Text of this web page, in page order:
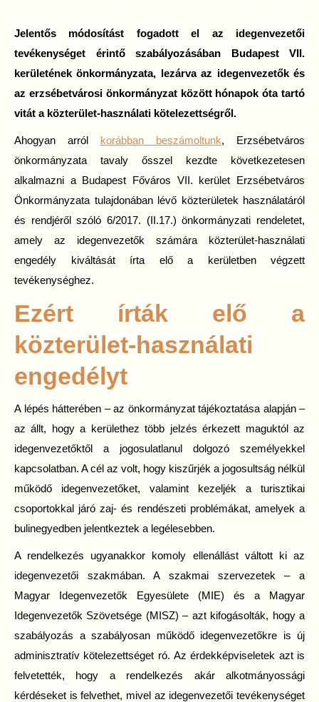
Jelentős módosítást fogadott el az idegenvezetői
tevékenységet érintő szabályozásában Budapest VII.
kerületének önkormányzata, lezárva az idegenvezetők és
az erzsébetvárosi önkormányzat között hónapok óta tartó
vitát a közterület-használati kötelezettségről.
Ahogyan arról korábban beszámoltunk, Erzsébetváros
önkormányzata tavaly ősszel kezdte következetesen
alkalmazni a Budapest Főváros VII. kerület Erzsébetváros
Önkormányzata tulajdonában lévő közterületek használatáról
és rendjéről szóló 6/2017. (II.17.) önkormányzati rendeletet,
amely az idegenvezetők számára közterület-használati
engedély kiváltását írta elő a kerületben végzett
tevékenységhez.
Ezért írták elő a
közterület-használati
engedélyt
A lépés hátterében – az önkormányzat tájékoztatása alapján –
az állt, hogy a kerülethez több jelzés érkezett maguktól az
idegenvezetőktől a jogosulatlanul dolgozó személyekkel
kapcsolatban. A cél az volt, hogy kiszűrjék a jogosultság nélkül
működő idegenvezetőket, valamint kezeljék a turisztikai
csoportokkal járó zaj- és rendészeti problémákat, amelyek a
bulinegyedben jelentkeztek a legélesebben.
A rendelkezés ugyanakkor komoly ellenállást váltott ki az
idegenvezetői szakmában. A szakmai szervezetek – a
Magyar Idegenvezetők Egyesülete (MIE) és a Magyar
Idegenvezetők Szövetsége (MISZ) – azt kifogásolták, hogy a
szabályozás a szabályosan működő idegenvezetőkre is új
adminisztratív kötelezettséget ró. Az érdekképviseletek azt is
felvetették, hogy a rendelkezés akár alkotmányossági
kérdéseket is felvethet, mivel az idegenvezetői tevékenységet